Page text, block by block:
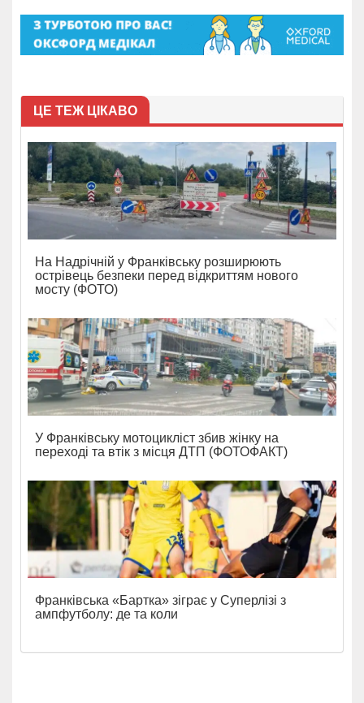
ЦЕ ТЕЖ ЦІКАВО
На Надрічній у Франківську розширюють
острівець безпеки перед відкриттям нового
мосту (ФОТО)
У Франківську мотоцикліст збив жінку на
переході та втік з місця ДТП (ФОТОФАКТ)
Франківська «Бартка» зіграє у Суперлізі з
ампфутболу: де та коли